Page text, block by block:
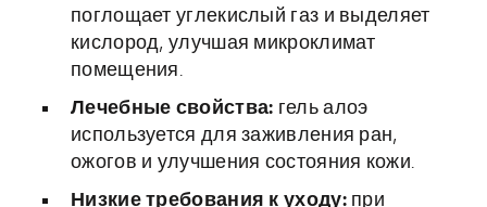
поглощает углекислый газ и выделяет
кислород, улучшая микроклимат
помещения.
Лечебные свойства: гель алоэ
используется для заживления ран,
ожогов и улучшения состояния кожи.
Низкие требования к уходу:при